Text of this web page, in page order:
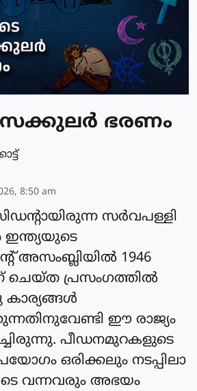
ഭരണം
8:50 am
സർവപള്ളി
അസംബ്ലിയിൽ 1946
ചെയ്ത പ്രസംഗത്തിൽ
ഈ രാജ്യം
പീഡനമുറകളുടെ
ഒരിക്കലും നടപ്പിലാ
വന്നവരും അഭയം